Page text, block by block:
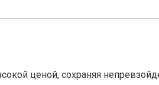
ценой, сохраняя